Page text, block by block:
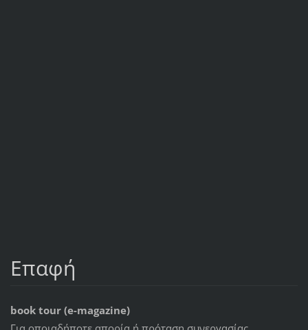
Επαφή
book tour (e-magazine)